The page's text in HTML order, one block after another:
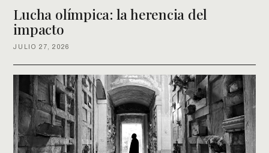
Lucha olímpica: la herencia del
impacto
JULIO 27, 2026